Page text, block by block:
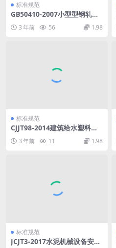
标准规范
GB50410-2007小型型钢轧钢
3 年前 56 1.98
标准规范
CJJT98-2014建筑给水塑料管
3 年前 11 1.98
标准规范
JCJT3-2017水泥机械设备安装